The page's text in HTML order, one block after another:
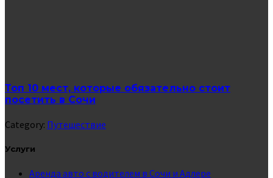
Топ 10 мест, которые обязательно стоит
посетить в Сочи
Category: Путешествие
Услуги
Аренда авто с водителем в Сочи и Адлере